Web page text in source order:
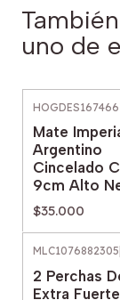
uno de
Mate
Argentino
Cincelado
9cm Alto
$35.000
MLC1076882305
2 Perchas
Extra Fuerte